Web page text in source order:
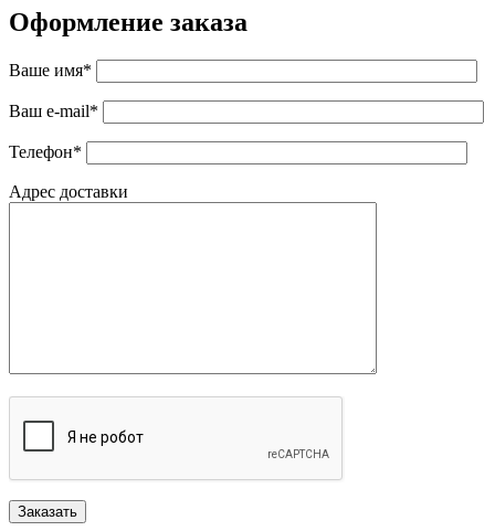
Оформление заказа
Ваше имя*
Ваш e-mail*
Телефон*
Адрес доставки